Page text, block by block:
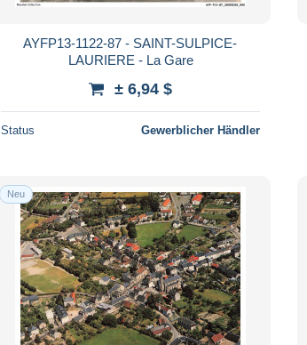
AYFP13-1122-87 - SAINT-SULPICE-
LAURIERE - La Gare
± 6,94 $
Status Gewerblicher Händler
Neu